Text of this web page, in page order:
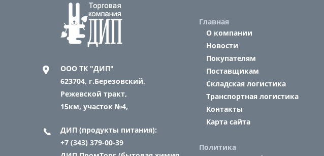
ООО ТК "ДИП"
623704, г.Березовский,
Режевской тракт,
15км, участок №4,
ДИП (продукты питания):
+7 (343) 379-00-39
Главная
О компании
Новости
Покупателям
Поставщикам
Складская логистика
Транспортная логистика
Контакты
Карта сайта
Политика